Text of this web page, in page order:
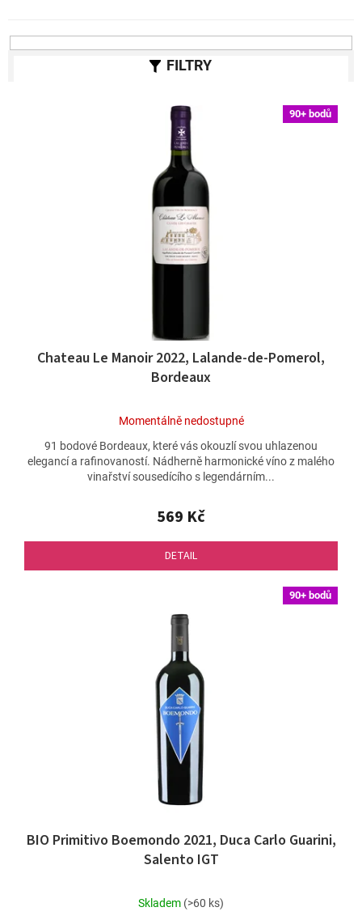
n
90+ bodů
Chateau Le Manoir 2022, Lalande-de-Pomerol,
Bordeaux
Průměrné
produktu
je
5,0
5
hvězdiček.
Momentálně nedostupné
569 Kč
DETAIL
91 bodové Bordeaux, které vás okouzlí svou uhlazenou
elegancí a rafinovaností. Nádherně harmonické víno z malého
vinařství sousedícího s legendárním...
90+ bodů
BIO Primitivo Boemondo 2021, Duca Carlo Guarini,
Salento IGT
Průměrné
Skladem (>60 ks)